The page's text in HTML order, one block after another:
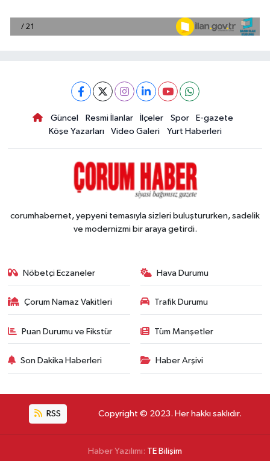
Güncel Resmi İlanlar İlçeler Spor
E-gazete
Köşe Yazarları
Video Galeri Yurt Haberleri
corumhabernet, yepyeni temasıyla sizleri buluştururken, sadelik
ve modernizmi bir araya getirdi.
Nöbetçi Eczaneler Hava Durumu
Çorum Namaz Vakitleri Trafik Durumu
Puan Durumu ve Fikstür Tüm Manşetler
Son Dakika Haberleri Haber Arşivi
RSS Copyright © 2023. Her hakkı saklıdır.
Haber Yazılımı: TE Bilişim